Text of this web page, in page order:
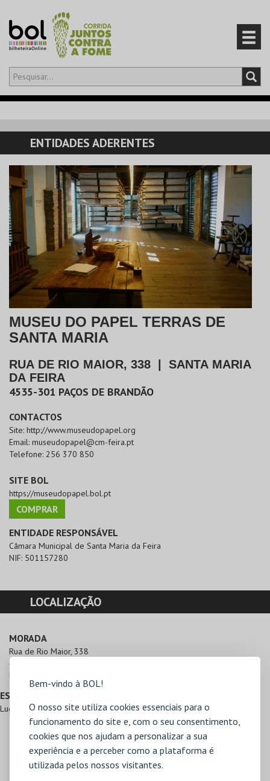
Bem-vindo à BOL!
O nosso site utiliza cookies essenciais para o
funcionamento do site e, com o seu consentimento,
cookies que nos ajudam a personalizar a sua
experiência e a perceber como a plataforma é
utilizada pelos nossos visitantes.
Olá,iniciar sessão
CARRINHO
EVENTOS
CARTÕES
PRODUTOS
ENTIDADES ADERENTES
MUSEU DO PAPEL TERRAS DE
SANTA MARIA
RUA DE RIO MAIOR, 338
SANTA MARIA
DA FEIRA
4535-301 PAÇOS DE BRANDÃO
CONTACTOS
Site: http://www.museudopapel.org
Email: museudopapel@cm-feira.pt
Telefone: 256 370 850
SITE BOL
https://museudopapel.bol.pt
COMPRAR
ENTIDADE RESPONSÁVEL
Câmara Municipal de Santa Maria da Feira
NIF: 501157280
LOCALIZAÇÃO
MORADA
Rua de Rio Maior, 338
4535-301 Paços de Brandão
Direcções para Museu do Papel
ESTACIONAMENTO
Lugar de estacionamento para pessoas com mobilidade reduzida.